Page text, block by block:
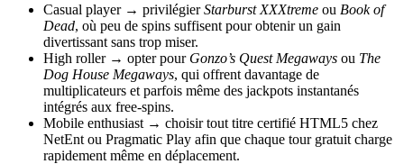
Casual player → privilégierStarburst XXXtreme ou Book of
Dead, où peu de spins suffisent pour obtenir un gain
divertissant sans trop miser.
High roller → opter pour Gonzo’s Quest Megaways ou The
Dog House Megaways, qui offrent davantage de
multiplicateurs et parfois même des jackpots instantanés
intégrés aux free‑spins.
Mobile enthusiast → choisir tout titre certifié HTML5 chez
NetEnt ou Pragmatic Play afin que chaque tour gratuit charge
rapidement même en déplacement.